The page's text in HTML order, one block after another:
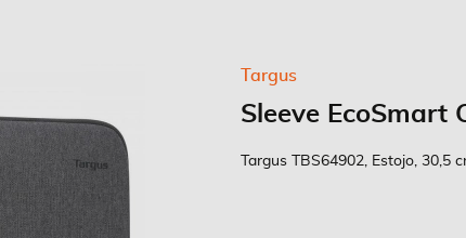
Targus
Sleeve EcoSmart
Targus TBS64902, Estojo, 30,5